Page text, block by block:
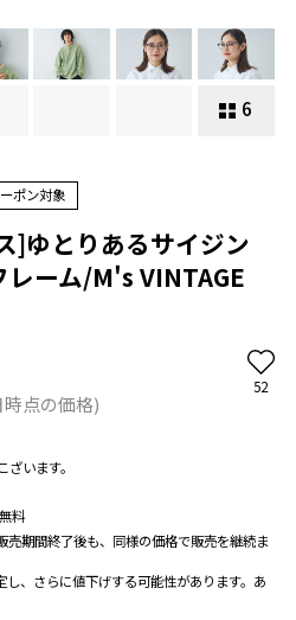
6
ポン対象
]ゆとりあるサイジン
ーム/M's VINTAGE
点の価格)
52
います。
料
期間終了後も、同様の価格で販売を継続ま
、さらに値下げする可能性があります。あ